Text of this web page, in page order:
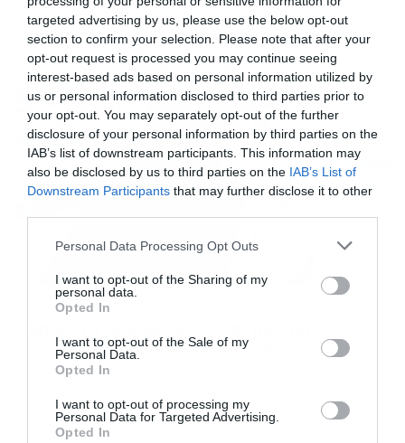
targeted advertising by us, please use the below opt-out
section to confirm your selection. Please note that after your
opt-out request is processed you may continue seeing
interest-based ads based on personal information utilized by
us or personal information disclosed to third parties prior to
your opt-out. You may separately opt-out of the further
disclosure of your personal information by third parties on the
IAB’s list of downstream participants. This information may
also be disclosed by us to third parties on the IAB’s List of
Downstream Participants that may further disclose it to other
Please note that this website/app uses one or more Google
not limited to your visit or usage behaviour. You may click to
grant or deny consent to Google and its third-party tags to
use your data for below specified purposes in below Google
consent section.
Personal Data Processing Opt Outs
I want to opt-out of the Sharing of my
personal data.
Opted In
I want to opt-out of the Sale of my
Personal Data.
Opted In
I want to opt-out of processing my
Personal Data for Targeted Advertising.
Opted In
που προβάλλεται κάθε χρόνο την Μεγάλη Εβδομάδα από
τον ANT1 και μάλιστα σαρώνει σε νούμερα τηλεθέασης.
Τον Ιούδα ενσάρκωσε ο Ίαν ΜακΣέιν, που θυμόμαστε
λόγω των σκληρών χαρακτηριστικών του στο πρόσωπο
[…]
29/01/2020 22:57
ανατροπή για το τέλος (photos)
Μεγάλη κουβέντα σήκωσε το φινάλε της διάσημης
σειράς. Ήταν ένα από τα διασημότερα τηλεοπτικά σόου
των τελευταίων ετών και απέκτησε εκατομμύρια φαν,
όχι μόνο στην Αμερική, αλλά σ’ όλον τον κόσμο. Το «Game